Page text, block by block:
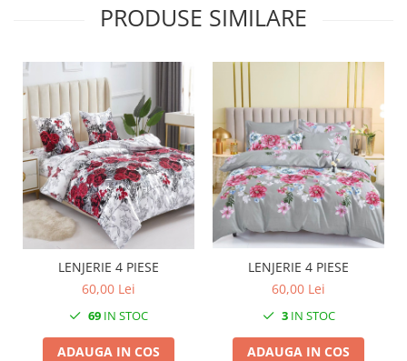
PRODUSE SIMILARE
LENJERIE 4 PIESE
60,00 Lei
69 IN STOC
ADAUGA IN COS
LENJERIE 4 PIESE
60,00 Lei
3IN STOC
ADAUGA IN COS